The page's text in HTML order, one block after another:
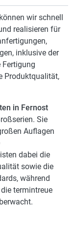
können wir schnell
realisieren für
inklusive der
Fertigung
Produktqualität,
in Fernost
Sie
Auflagen
dabei die
sowie die
während
termintreue